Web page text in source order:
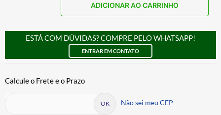
ADICIONAR AO CARRINHO
ESTÁ COM DÚVIDAS? COMPRE PELO WHATSAPP!
ENTRAR EM CONTATO
Não sei meu CEP